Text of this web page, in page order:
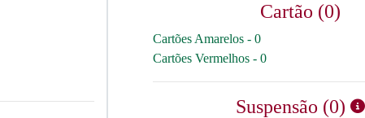
Cartão (0)
Cartões Amarelos - 0
Cartões Vermelhos - 0
Suspensão (0)